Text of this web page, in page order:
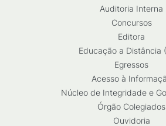
Auditoria Interna
Concursos
Editora
Educação a Distância
Egressos
Acesso à
Núcleo de Integridade e
Órgão Colegiados
Ouvidoria